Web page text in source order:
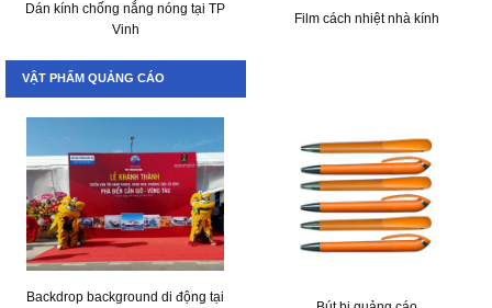
Dán kính chống nắng nóng tại TP
Vinh
Film cách nhiệt nhà kính
VẬT PHẨM QUẢNG CÁO
Backdrop background di động tại